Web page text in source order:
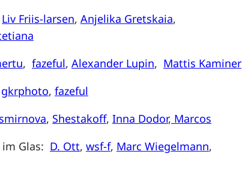
Liv Friis-larsen, Anjelika Gretskaia,
, fazeful, Alexander Lupin, Mattis Kaminer
gkrphoto, fazeful
, Shestakoff, Inna Dodor, Marcos
Glas: D. Ott, wsf-f, Marc Wiegelmann,